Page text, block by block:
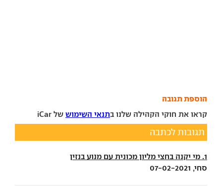
הוספת תגובה
קראו את חוקי הקהילה שלנו בתנאי השימוש של iCar
תגובות לכתבה
1. מי יקנה בחצי מליון מכונית עם מנוע בנזין
סחי, 07-02-2021